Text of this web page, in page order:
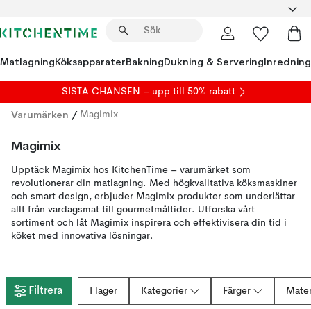
MatlagningKöksapparaterBakningDukning & ServeringInredning
SISTA CHANSEN – upp till 50% rabatt
Varumärken / Magimix
Magimix
Upptäck Magimix hos KitchenTime – varumärket som
revolutionerar din matlagning. Med högkvalitativa köksmaskiner
och smart design, erbjuder Magimix produkter som underlättar
allt från vardagsmat till gourmetmåltider. Utforska vårt
sortiment och låt Magimix inspirera och effektivisera din tid i
köket med innovativa lösningar.
Filtrera I lager Kategorier Färger